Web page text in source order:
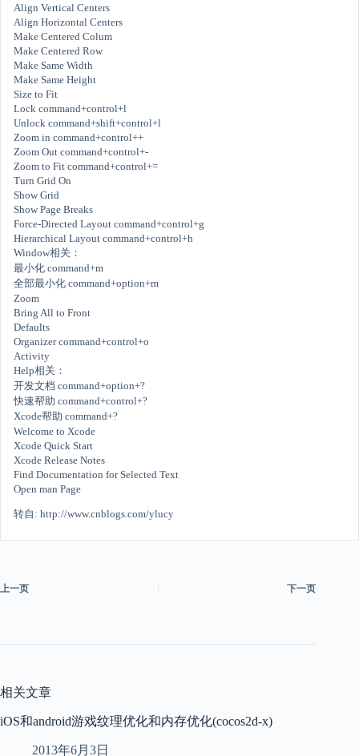
Align Vertical Centers
Align Horizontal Centers
Make Centered Colum
Make Centered Row
Make Same Width
Make Same Height
Size to Fit
Lock command+control+l
Unlock command+shift+control+l
Zoom in command+control++
Zoom Out command+control+-
Zoom to Fit command+control+=
Turn Grid On
Show Grid
Show Page Breaks
Force-Directed Layout command+control+g
Hierarchical Layout command+control+h
Window相关：
最小化 command+m
全部最小化 command+option+m
Zoom
Bring All to Front
Defaults
Organizer command+control+o
Activity
Help相关：
开发文档 command+option+?
快速帮助 command+control+?
Xcode帮助 command+?
Welcome to Xcode
Xcode Quick Start
Xcode Release Notes
Find Documentation for Selected Text
Open man Page
转自: http://www.cnblogs.com/ylucy
上一页 下一页
相关文章
iOS和android游戏纹理优化和内存优化(cocos2d-x)
2013年6月3日